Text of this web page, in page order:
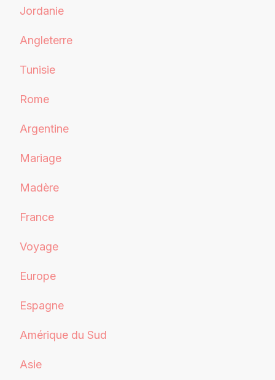
Jordanie
Angleterre
Tunisie
Rome
Argentine
Mariage
Madère
France
Voyage
Europe
Espagne
Amérique du Sud
Asie